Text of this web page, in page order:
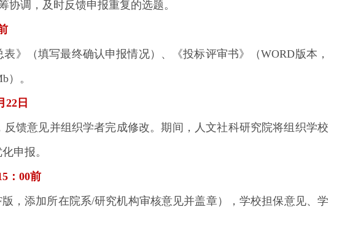
协调，及时反馈申报重复的选题。
》（填写最终确认申报情况）、《投标评审书》（WORD版本，
）。
22日
馈意见并组织学者完成修改。期间，人文社科研究院将组织学校
申报。
：00前
，添加所在院系/研究机构审核意见并盖章），学校担保意见、学